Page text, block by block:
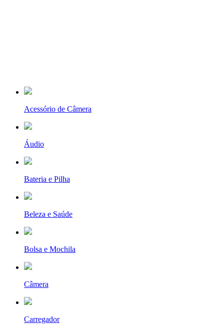
Acessório de Câmera
Áudio
Bateria e Pilha
Beleza e Saúde
Bolsa e Mochila
Câmera
Carregador